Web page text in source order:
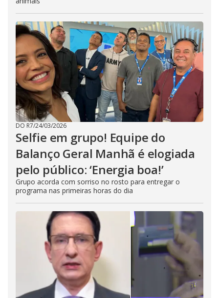
DO R7/24/03/2026
Selfie em grupo! Equipe do
Balanço Geral Manhã é elogiada
pelo público: ‘Energia boa!’
Grupo acorda com sorriso no rosto para entregar o
programa nas primeiras horas do dia